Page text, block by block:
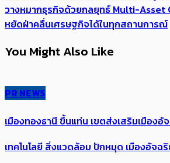
วางหมากธุรกิจด้วยกลยุทธ์ Multi-Asset
หยัดฝ่าคลื่นเศรษฐกิจได้ในทุกสถานการณ์
You Might Also Like
PR NEWS
เมืองทองธานี ขึ้นแท่น เขตส่งเสริมเมืองอั
เทคโนโลยี สิ่งแวดล้อม ปักหมุด เมืองอัจฉ